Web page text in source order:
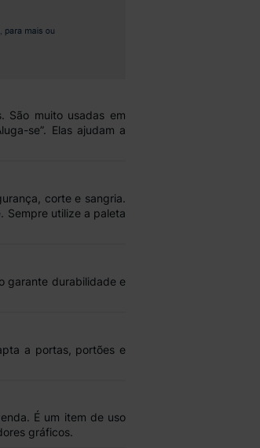
São muito usadas em
se”. Elas ajudam a
corte e sangria.
Sempre utilize a paleta
garante durabilidadee
a portas, portões e
É um item de uso
gráficos.